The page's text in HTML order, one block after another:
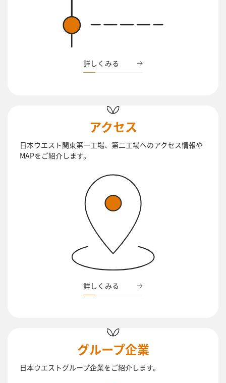
詳しくみる
アクセス
日本ウエスト関東第一工場、第二工場へのアクセス情報や
MAPをご紹介します。
詳しくみる
グループ企業
日本ウエストグループ企業をご紹介します。